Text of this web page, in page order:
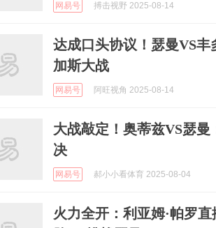
网易号 搏击视野 2025-08-14
达成口头协议！瑟曼VS丰
加斯大战
网易号 阿旺视角 2025-08-14
大战敲定！奥蒂兹VS瑟曼
决
网易号 郝小小看体育 2025-08-04
火力全开：利亚姆·帕罗